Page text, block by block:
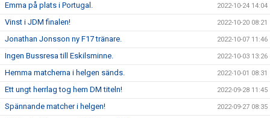
Emma på plats i Portugal. 2022-10-24 14:04
Vinst i JDM finalen! 2022-10-20 08:21
Jonathan Jonsson ny F17 tränare. 2022-10-07 11:46
Ingen Bussresa till Eskilsminne. 2022-10-03 13:26
Hemma matcherna i helgen sänds. 2022-10-01 08:31
Ett ungt herrlag tog hem DM titeln! 2022-09-28 11:45
Spännande matcher i helgen! 2022-09-27 08:35